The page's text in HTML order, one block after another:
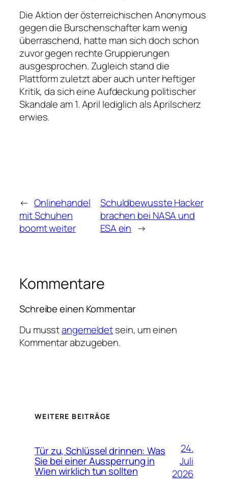
Die Aktion der österreichischen Anonymous
gegen die Burschenschafter kam wenig
überraschend, hatte man sich doch schon
zuvor gegen rechte Gruppierungen
ausgesprochen. Zugleich stand die
Plattform zuletzt aber auch unter heftiger
Kritik, da sich eine Aufdeckung politischer
Skandale am 1. April lediglich als Aprilscherz
erwies.
← Onlinehandel
mit Schuhen
boomt weiter
Schuldbewusste Hacker
brachen bei NASA und
ESA ein →
Kommentare
Schreibe einen Kommentar
Du musstangemeldetsein, um einen
Kommentar abzugeben.
WEITERE BEITRÄGE
Tür zu, Schlüssel drinnen: Was
Sie bei einer Aussperrung in
Wien wirklich tun sollten
24.
Juli
2026